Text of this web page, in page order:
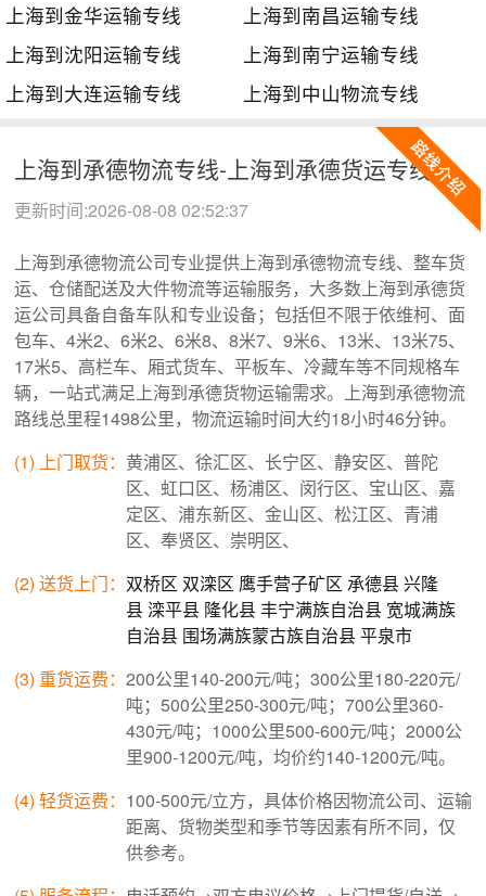
上海到金华运输专线
上海到南昌运输专线
上海到沈阳运输专线
上海到南宁运输专线
上海到大连运输专线
上海到中山物流专线
上海到承德物流专线-上海到承德货运专线
更新时间:2026-08-08 02:52:37
上海到承德物流公司专业提供上海到承德物流专线、整车货
运、仓储配送及大件物流等运输服务，大多数上海到承德货
运公司具备自备车队和专业设备；包括但不限于依维柯、面
包车、4米2、6米2、6米8、8米7、9米6、13米、13米75、
17米5、高栏车、厢式货车、平板车、冷藏车等不同规格车
辆，一站式满足上海到承德货物运输需求。上海到承德物流
路线总里程1498公里，物流运输时间大约18小时46分钟。
(1) 上门取货： 黄浦区、徐汇区、长宁区、静安区、普陀
区、虹口区、杨浦区、闵行区、宝山区、嘉
定区、浦东新区、金山区、松江区、青浦
区、奉贤区、崇明区、
(2) 送货上门： 双桥区 双滦区 鹰手营子矿区 承德县兴隆
县 滦平县 隆化县丰宁满族自治县 宽城满族
自治县 围场满族蒙古族自治县平泉市
(3) 重货运费： 200公里140-200元/吨；300公里180-220元/
吨；500公里250-300元/吨；700公里360-
430元/吨；1000公里500-600元/吨；2000公
里900-1200元/吨，均价约140-1200元/吨。
(4) 轻货运费： 100-500元/立方，具体价格因物流公司、运输
距离、货物类型和季节等因素有所不同，仅
供参考。